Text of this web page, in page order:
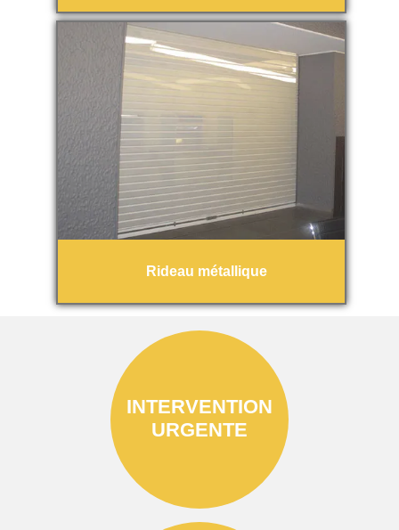
Rideau métallique
INTERVENTION
URGENTE